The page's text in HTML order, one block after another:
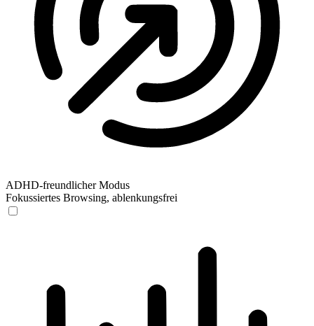
ADHD-freundlicher Modus
Fokussiertes Browsing, ablenkungsfrei